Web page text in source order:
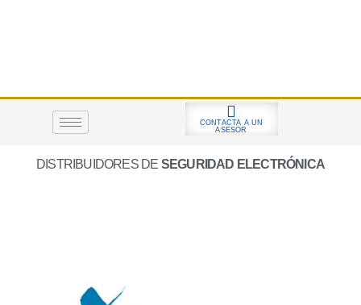
CONTACTA A UN
ASESOR
DISTRIBUIDORES DE SEGURIDAD ELECTRÓNICA